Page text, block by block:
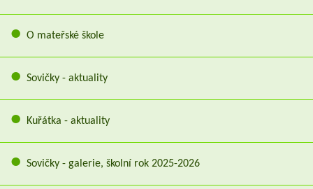
O mateřské škole
Sovičky - aktuality
Kuřátka - aktuality
Sovičky - galerie, školní rok 2025-2026